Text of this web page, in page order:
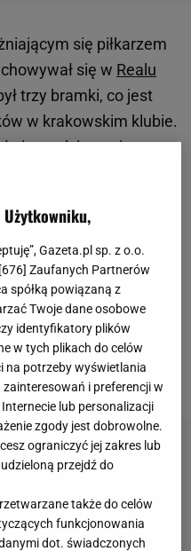
się piłkarzem
się w Realu
trzy bramki, co jest
w krakowskim klubie.
niespodziewanie
Hyballa zdjął go w
Carlos opuścił pięć
nie było go nawet na
zespół zdobył ledwie
zadzwonić do
tak jest –
o przyczyny takiego
Interii
Gazeta.pl sp. z o.o.
676] Zaufanych Partnerów
spółką powiązaną z
Twoje dane osobowe
identyfikatory plików
w tych plikach do celów
na potrzeby wyświetlania
i preferencji w
lub personalizacji
zgody jest dobrowolne.
ograniczyć jej zakres lub
przejdź do
także do celów
funkcjonowania
dot. świadczonych